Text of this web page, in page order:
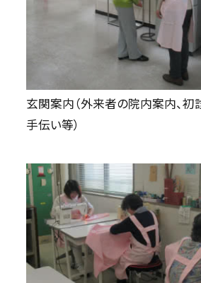
玄関案内（外来者の院内案内、初
手伝い等）